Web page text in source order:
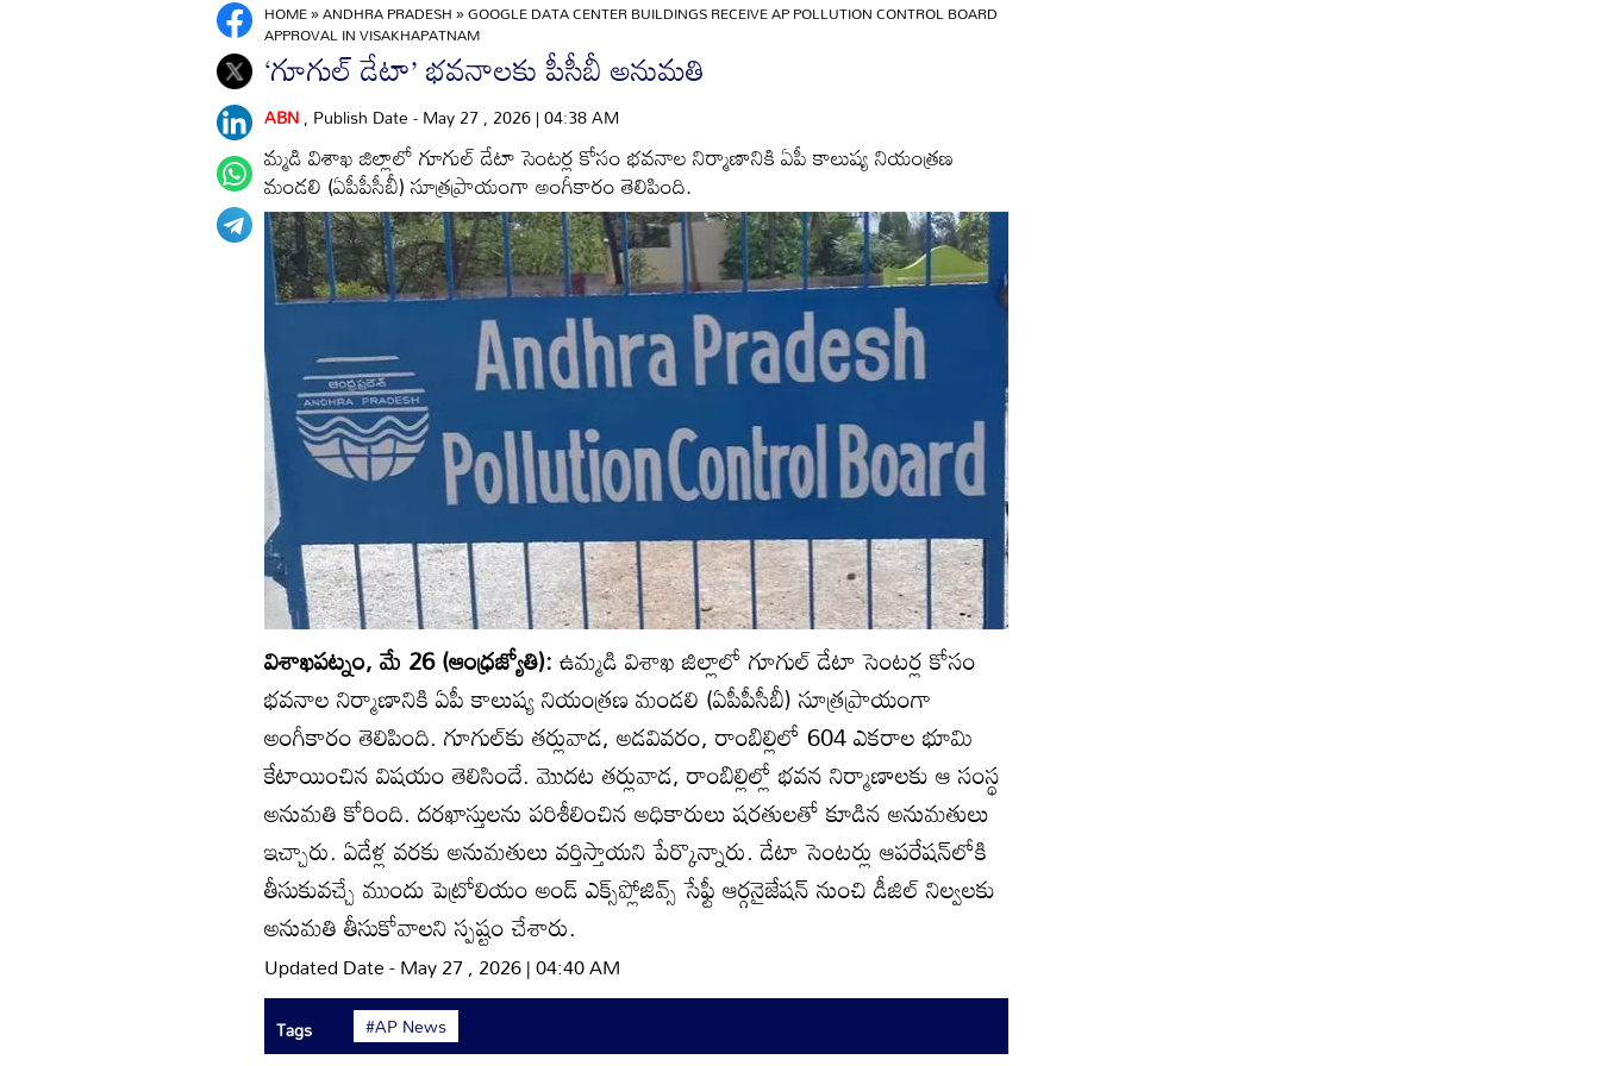
HOME»ANDHRA PRADESH»GOOGLE DATA CENTER BUILDINGS RECEIVE AP POLLUTION CONTROL BOARD
APPROVAL IN VISAKHAPATNAM
‘గూగుల్‌ డేటా’ భవనాలకు పీసీబీ అనుమతి
ABN, Publish Date - May 27 , 2026 | 04:38 AM
మ్మడి విశాఖ జిల్లాలో గూగుల్‌ డేటా సెంటర్ల కోసం భవనాల నిర్మాణానికి ఏపీ కాలుష్య నియంత్రణ
మండలి (ఏపీపీసీబీ) సూత్రప్రాయంగా అంగీకారం తెలిపింది.
విశాఖపట్నం, మే 26 (ఆంధ్రజ్యోతి):ఉమ్మడి విశాఖ జిల్లాలో గూగుల్‌ డేటా సెంటర్ల కోసం
భవనాల నిర్మాణానికి ఏపీ కాలుష్య నియంత్రణ మండలి (ఏపీపీసీబీ) సూత్రప్రాయంగా
అంగీకారం తెలిపింది. గూగుల్‌కు తర్లువాడ, అడవివరం, రాంబిల్లిలో 604 ఎకరాల భూమి
కేటాయించిన విషయం తెలిసిందే. మొదట తర్లువాడ, రాంబిల్లిల్లో భవన నిర్మాణాలకు ఆ సంస్థ
అనుమతి కోరింది. దరఖాస్తులను పరిశీలించిన అధికారులు షరతులతో కూడిన అనుమతులు
ఇచ్చారు. ఏడేళ్ల వరకు అనుమతులు వర్తిస్తాయని పేర్కొన్నారు. డేటా సెంటర్లు ఆపరేషన్‌లోకి
తీసుకువచ్చే ముందు పెట్రోలియం అండ్‌ ఎక్స్‌ప్లోజివ్స్‌ సేఫ్టీ ఆర్గనైజేషన్‌ నుంచి డీజిల్‌ నిల్వలకు
అనుమతి తీసుకోవాలని స్పష్టం చేశారు.
Updated Date - May 27 , 2026 | 04:40 AM
Tags #AP News